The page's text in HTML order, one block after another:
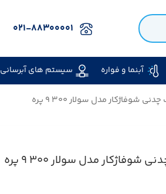
۰۲۱-۸۸۳۰۰۰۰۱
آبنما و فواره سیستم های آبرسانی
شوفاژکار مدل سولار ۳۰۰ ۹ پره
شوفاژکار مدل سولار ۳۰۰ ۹ پره